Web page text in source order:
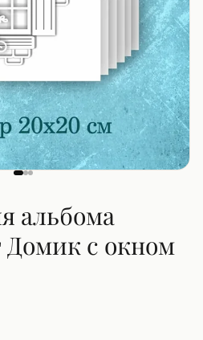
альбома
Домик с окном